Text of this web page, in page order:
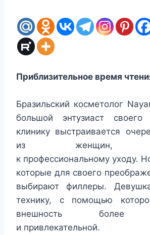
Приблизительное время
Бразильский косметолог
большой энтузиаст
клинику выстраивается
из женщин,
к профессиональному уходу.
которые для своего
выбирают филлеры.
технику, с помощью
внешность более
и привлекательной.